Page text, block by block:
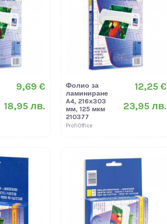
9,69 €
18,95 лв.
Фолио за
ламиниране
A4, 216х303
мм, 125 мкм
210377
ProfiOffice
12,25 €
23,95 лв.